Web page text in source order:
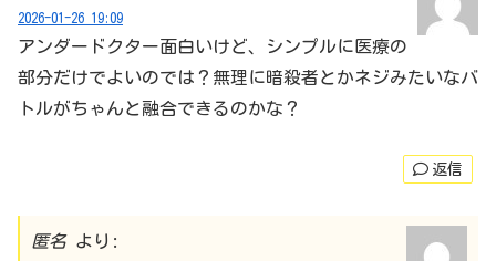
2026-01-26 19:09
アンダードクター面白いけど、シンプルに医療の
部分だけでよいのでは？無理に暗殺者とかネジみたいなバ
トルがちゃんと融合できるのかな？
返信
匿名 より: